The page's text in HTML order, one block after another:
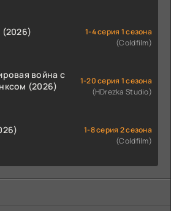
(2026)
1-4 серия 1 сезона
(Coldfilm)
война с
(2026)
1-20 серия 1 сезона
(HDrezka Studio)
1-8 серия 2 сезона
(Coldfilm)